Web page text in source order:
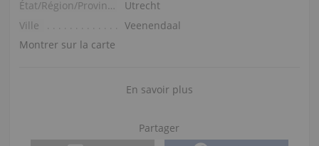
État/Région/Province
Utrecht
Ville
Veenendaal
Montrer sur la carte
En savoir plus
Partager